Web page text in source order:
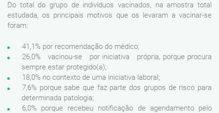
Do total do grupo de indivíduos vacinados, na amostra total
estudada, os principais motivos que os levaram a vacinar-se
foram:
41,1% por recomendação do médico;
26,0% vacinou-se por iniciativa própria, porque procura
sempre estar protegido(a);
18,0% no contexto de uma iniciativa laboral;
7,6% porque sabe que faz parte dos grupos de risco para
determinada patologia;
6,0% porque recebeu notificação de agendamento pelo